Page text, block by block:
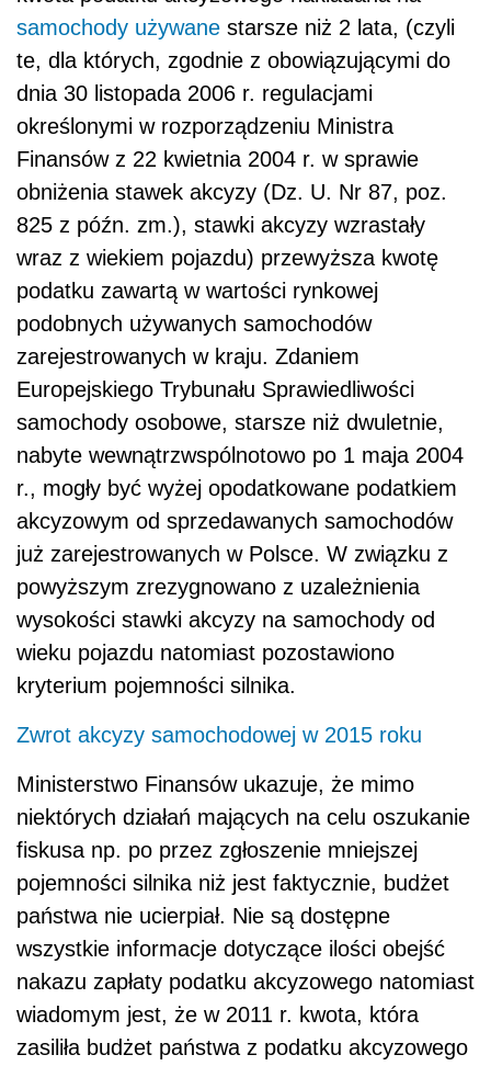
samochody używane starsze niż 2 lata, (czyli
te, dla których, zgodnie z obowiązującymi do
dnia 30 listopada 2006 r. regulacjami
określonymi w rozporządzeniu Ministra
Finansów z 22 kwietnia 2004 r. w sprawie
obniżenia stawek akcyzy (Dz. U. Nr 87, poz.
825 z późn. zm.), stawki akcyzy wzrastały
wraz z wiekiem pojazdu) przewyższa kwotę
podatku zawartą w wartości rynkowej
podobnych używanych samochodów
zarejestrowanych w kraju. Zdaniem
Europejskiego Trybunału Sprawiedliwości
samochody osobowe, starsze niż dwuletnie,
nabyte wewnątrzwspólnotowo po 1 maja 2004
r., mogły być wyżej opodatkowane podatkiem
akcyzowym od sprzedawanych samochodów
już zarejestrowanych w Polsce. W związku z
powyższym zrezygnowano z uzależnienia
wysokości stawki akcyzy na samochody od
wieku pojazdu natomiast pozostawiono
kryterium pojemności silnika.
Zwrot akcyzy samochodowej w 2015 roku
Ministerstwo Finansów ukazuje, że mimo
niektórych działań mających na celu oszukanie
fiskusa np. po przez zgłoszenie mniejszej
pojemności silnika niż jest faktycznie, budżet
państwa nie ucierpiał. Nie są dostępne
wszystkie informacje dotyczące ilości obejść
nakazu zapłaty podatku akcyzowego natomiast
wiadomym jest, że w 2011 r. kwota, która
zasiliła budżet państwa z podatku akcyzowego